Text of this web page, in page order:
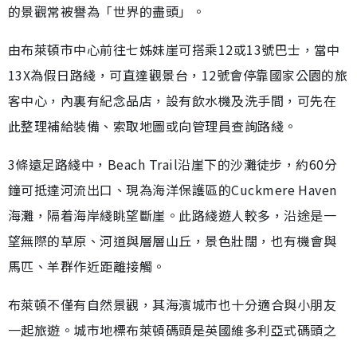
的景觀常被譽為「世界的盡頭」。
由布萊頓市中心前往七姊妹崖可搭乘12或13號巴士，當中
13X為假日路綫，可直達觀景台，12號會停靠國家公園的旅
客中心，內裏有紀念品店，設有飲水機及洗手間，可先在
此整理補給裝備、索取地圖或向管理員查詢路綫。
3條遠足路綫中，Beach Trail沿崖下的沙灘徒步，約60分
鐘可抵達河流出口、現為海洋保護區的Cuckmere Haven
海灘，隔着海岸綫眺望斷崖。此路綫遊人較多，沿途是一
望無際的草原、河道與層層山丘，景色壯闊，也有機會與
馬匹、羊群作近距離接觸。
布萊頓不僅有自然景觀，其海濱城市也十分適合與小朋友
一起旅遊。城市地標布萊頓碼頭是英國維多利亞式碼頭之